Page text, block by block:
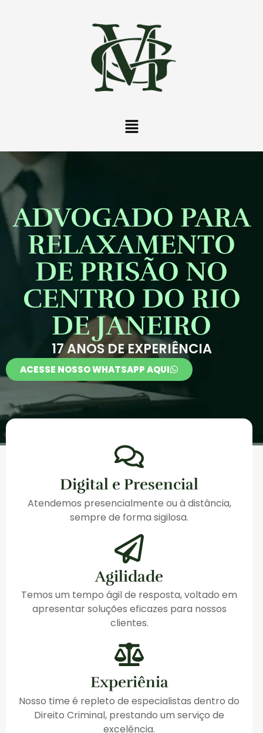
ADVOGADO PARA
RELAXAMENTO
DE PRISÃO NO
CENTRO DO RIO
DE JANEIRO
17 ANOS DE EXPERIÊNCIA
ACESSE NOSSO WHATSAPP AQUI
Digital e Presencial
Atendemos presencialmente ou à distância,
sempre de forma sigilosa.
Agilidade
Temos um tempo ágil de resposta, voltado em
apresentar soluções eficazes para nossos
clientes.
Experiênia
Nosso time é repleto de especialistas dentro do
Direito Criminal, prestando um serviço de
excelência.